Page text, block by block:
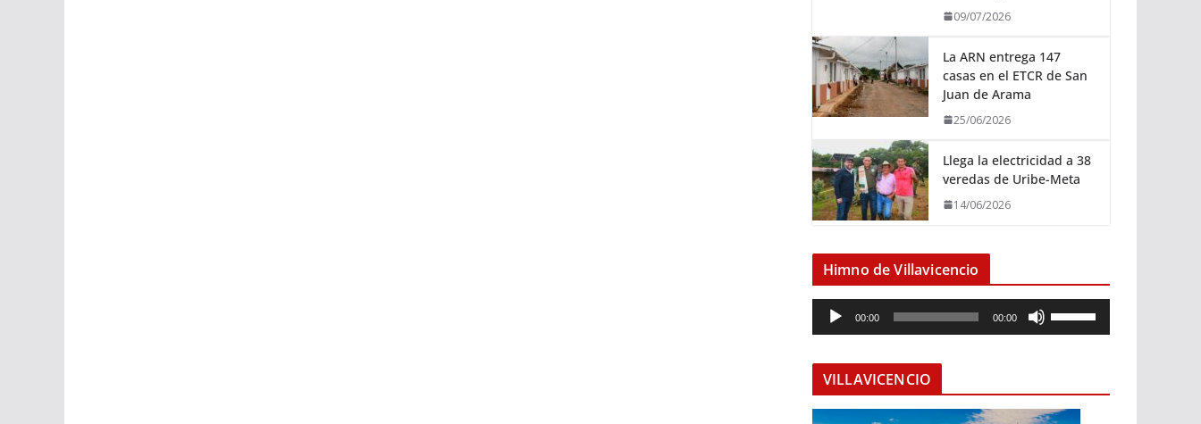
09/07/2026
La ARN entrega 147
casas en el ETCR de San
Juan de Arama
25/06/2026
Llega la electricidad a 38
veredas de Uribe-Meta
14/06/2026
Himno de Villavicencio
e
o
00:00 00:00
i
z
VILLAVICENCIO